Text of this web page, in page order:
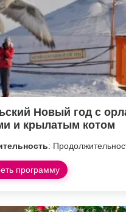
Новый год с
и крылатым котом
:
программу